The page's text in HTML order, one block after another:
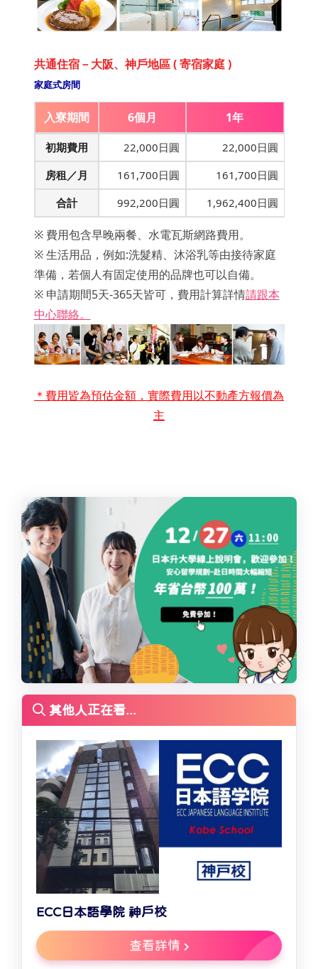
共通住宿－大阪、神戶地區 ( 寄宿家庭 )
家庭式房間
入寮期間 6個月 1年
初期費用 22,000日圓
22,000日圓
房租／月
161,700日圓
161,700日圓
合計
992,200日圓 1,962,400日圓
※ 費用包含早晚兩餐、水電瓦斯網路費用。
※ 生活用品，例如:洗髮精、沐浴乳等由接待家庭
準備，若個人有固定使用的品牌也可以自備。
※ 申請期間5天-365天皆可，費用計算詳情請跟本
中心聯絡。
＊費用皆為預估金額，實際費用以不動產方報價為
主
其他人正在看...
ECC日本語學院 神戶校
查看詳情